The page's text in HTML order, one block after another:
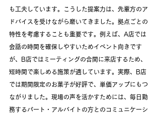
も工夫しています。こうした提案力は、先輩方のア
ドバイスを受けながら磨いてきました。拠点ごとの
特性を考慮することも重要です。例えば、A店では
会話の時間を確保しやすいためイベント向きです
が、B店ではミーティングの合間に来店するため、
短時間で楽しめる施策が適しています。実際、B店
では期間限定のお菓子が好評で、単価アップにもつ
ながりました。現場の声を活かすためには、毎日勤
務するパート・アルバイトの方とのコミュニケーシ